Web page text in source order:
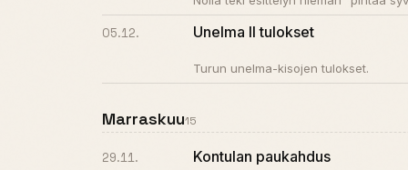
05.12. Unelma II tulokset
Turun unelma-kisojen tulokset.
Marraskuu15
29.11. Kontulan paukahdus